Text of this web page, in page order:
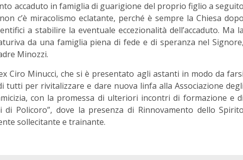
accaduto in famiglia di guarigione del proprio figlio a seguito
c’è miracolismo eclatante, perché è sempre la Chiesa dopo
a stabilire la eventuale eccezionalità dell’accaduto. Ma la
da una famiglia piena di fede e di speranza nel Signore,
Minozzi.
Ciro Minucci, che si è presentato agli astanti in modo da farsi
tutti per rivitalizzare e dare nuova linfa alla Associazione degli
con la promessa di ulteriori incontri di formazione e di
Policoro”, dove la presenza di Rinnovamento dello Spirito
sollecitante e trainante.